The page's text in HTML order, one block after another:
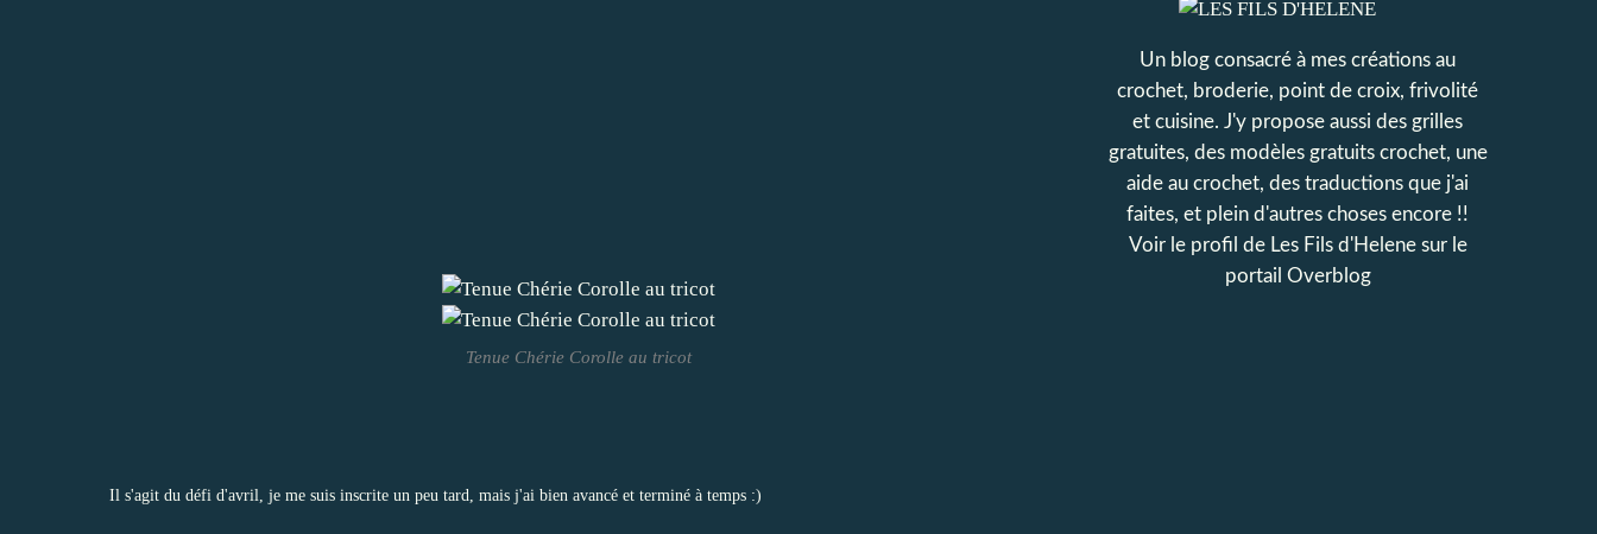
Tenue Chérie Corolle au tricot
Il s'agit du défi d'avril, je me suis inscrite un peu tard, mais j'ai bien avancé et terminé à temps :)
Un blog consacré à mes créations au
crochet, broderie, point de croix, frivolité
et cuisine. J'y propose aussi des grilles
gratuites, des modèles gratuits crochet, une
aide au crochet, des traductions que j'ai
faites, et plein d'autres choses encore !!
Voir le profil de Les Fils d'Helenesur le
portail Overblog